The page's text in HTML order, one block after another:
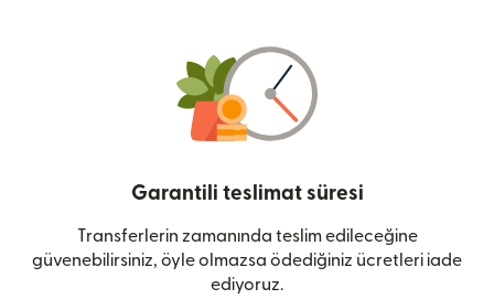
Garantili teslimat süresi
Transferlerin zamanında teslim edileceğine
güvenebilirsiniz, öyle olmazsa ödediğiniz ücretleri iade
ediyoruz.